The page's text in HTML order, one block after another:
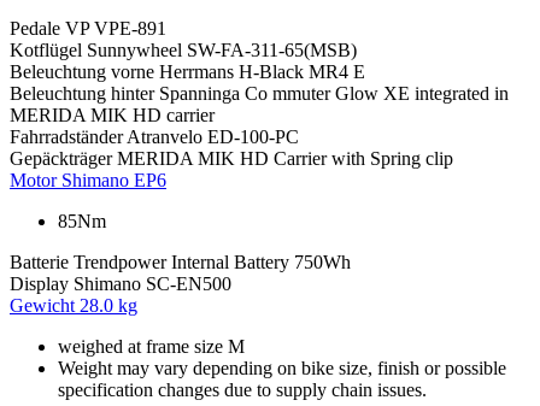
Pedale VP VPE-891
Kotflügel Sunnywheel SW-FA-311-65(MSB)
Beleuchtung vorne Herrmans H-Black MR4 E
Beleuchtung hinter Spanninga Co mmuter Glow XE integrated in
MERIDA MIK HD carrier
Fahrradständer Atranvelo ED-100-PC
Gepäckträger MERIDA MIK HD Carrier with Spring clip
Motor Shimano EP6
85Nm
Batterie Trendpower Internal Battery 750Wh
Display Shimano SC-EN500
Gewicht 28.0 kg
weighed at frame size M
Weight may vary depending on bike size, finish or possible
specification changes due to supply chain issues.